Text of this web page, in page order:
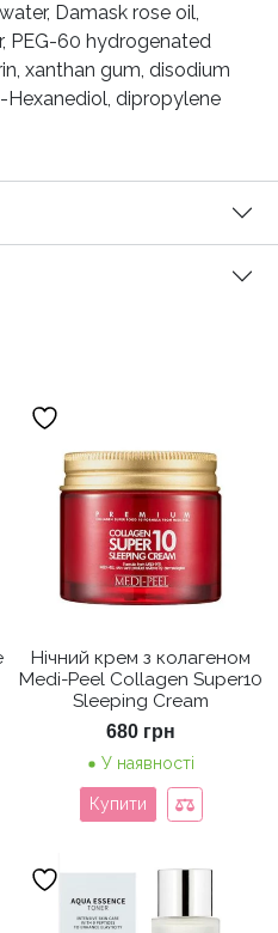
Damask rose oil,
PEG-60 hydrogenated
xanthan gum, disodium
Hexanediol, dipropylene
Нічний крем з колагеном
Medi-Peel Collagen Super10
Sleeping Cream
680 грн
У наявності
Купити